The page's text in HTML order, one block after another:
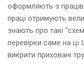
оформляють з
праці отримують
знають про такi
перевірки саме на
викрити приховані